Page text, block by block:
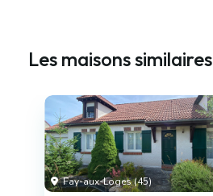
Les maisons similaires
Fay-aux-Loges (45)